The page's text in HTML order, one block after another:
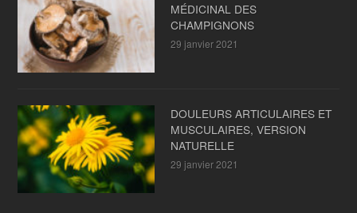
MÉDICINAL DES
CHAMPIGNONS
29 janvier 2021
DOULEURS ARTICULAIRES ET
MUSCULAIRES, VERSION
NATURELLE
29 janvier 2021